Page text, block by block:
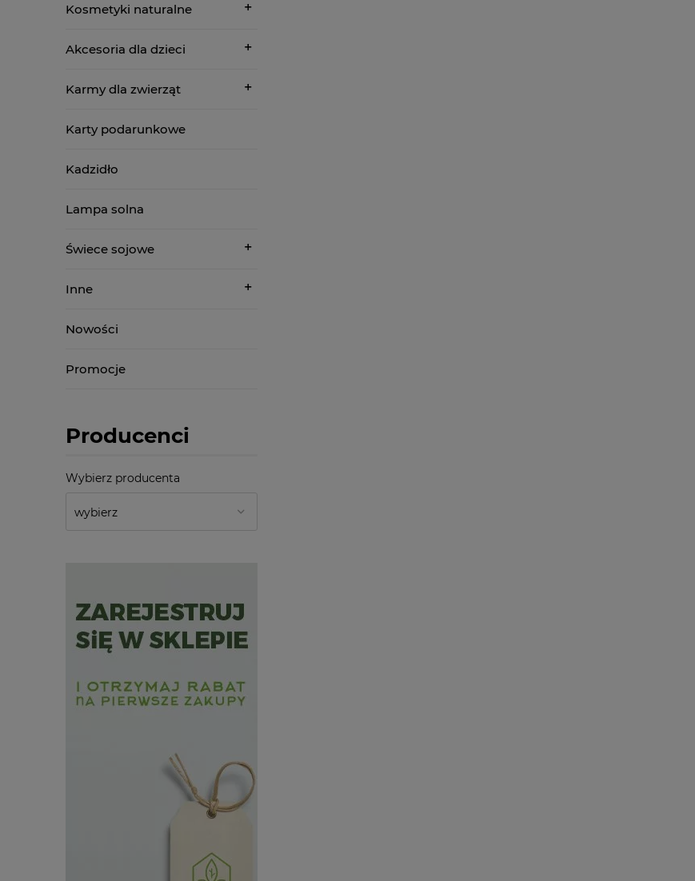
Kosmetyki naturalne
Akcesoria dla dzieci
Karmy dla zwierząt
Karty podarunkowe
Kadzidło
Lampa solna
Świece sojowe
Inne
Nowości
Promocje
Producenci
Wybierz producenta